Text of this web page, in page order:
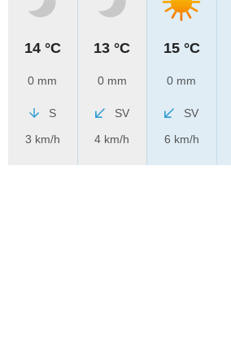
14 °C
0 mm
S
3 km/h
13 °C
0 mm
SV
4 km/h
15 °C
0 mm
SV
6 km/h